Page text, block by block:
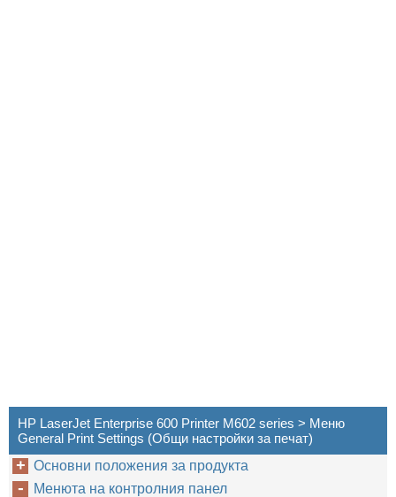
HP LaserJet Enterprise 600 Printer M602 series > Меню
General Print Settings (Общи настройки за печат)
Основни положения за продукта
Менюта на контролния панел